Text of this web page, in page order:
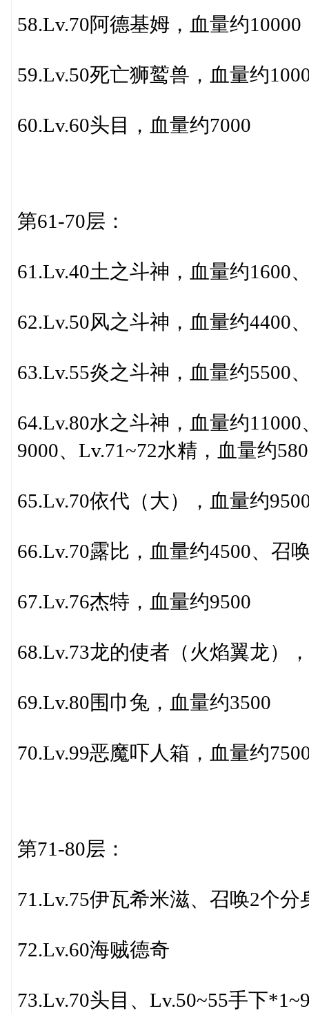
58.Lv.70阿德基姆，血量约10000
59.Lv.50死亡狮鹫兽，血量约
60.Lv.60头目，血量约7000
第61-70层：
61.Lv.40土之斗神，血量约1600
62.Lv.50风之斗神，血量约4400
63.Lv.55炎之斗神，血量约5500
64.Lv.80水之斗神，血量约
9000、Lv.71~72水精，血量约
65.Lv.70依代（大），血量约
66.Lv.70露比，血量约4500、召
67.Lv.76杰特，血量约9500
68.Lv.73龙的使者（火焰翼龙）
69.Lv.80围巾兔，血量约3500
70.Lv.99恶魔吓人箱，血量约
第71-80层：
71.Lv.75伊瓦希米滋、召唤2个分
72.Lv.60海贼德奇
73.Lv.70头目、Lv.50~55手下